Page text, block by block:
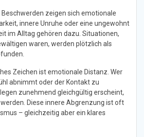
Beschwerden zeigen sich emotionale
innere Unruhe oder eine ungewohnt
im Alltag gehören dazu. Situationen,
waren, werden plötzlich als
Zeichen ist emotionale Distanz. Wer
abnimmt oder der Kontakt zu
zunehmend gleichgültig erscheint,
Diese innere Abgrenzung ist oft
– gleichzeitig aber ein klares